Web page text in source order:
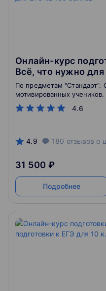
Онлайн-курс
Всё, что нужно
4.6
По предметам "Стандарт".
мотивированных учеников.
4.9 180 отзывов о
31 500 ₽
Подробнее